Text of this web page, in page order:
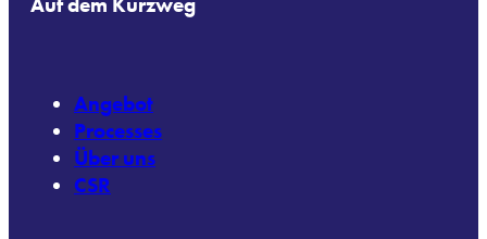
Angebot
Processes
Über uns
CSR